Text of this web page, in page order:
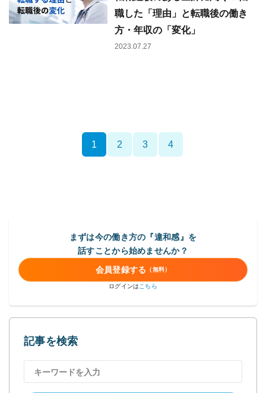
職した「理由」と転職後の働き
方・年収の「変化」
2023.07.27
1 2 3 4
まずは今の働き方の『違和感』を
話すことから始めませんか？
会員登録する
（無料）
ログインは こちら
記事を検索